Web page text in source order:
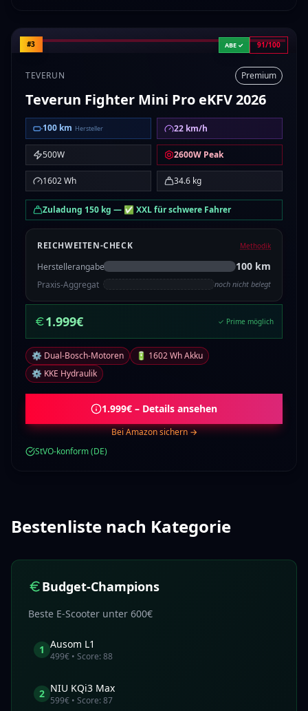
#3 ABE ✓ 91/100
TEVERUN Premium
Teverun Fighter Mini Pro eKFV 2026
100 km Hersteller 22 km/h
500W 2600W Peak
1602Wh 34.6 kg
Zuladung 150 kg — ✅ XXL für schwere Fahrer
REICHWEITEN-CHECK Methodik
Herstellerangabe 100 km
Praxis-Aggregat noch nicht belegt
1.999€ ✓ Prime möglich
⚙️ Dual-Bosch-Motoren
🔋 1602 Wh Akku
⚙️ KKE Hydraulik
1.999€ – Details ansehen
Bei Amazon sichern →
StVO-konform (DE)
Bestenliste nach Kategorie
Budget-Champions
Beste E-Scooter unter 600€
1 Ausom L1
499€ • Score:88
2 NIU KQi3 Max
599€ • Score:87